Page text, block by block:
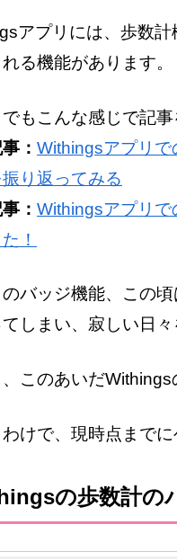
アプリには、歩数
る機能があります。
もこんな感じで記事
： Withingsアプリ
り返ってみる
： Withingsアプリで
！
バッジ機能、この
しまい、寂しい日々
、このあいだ
けで、現時点まで
の歩数計の